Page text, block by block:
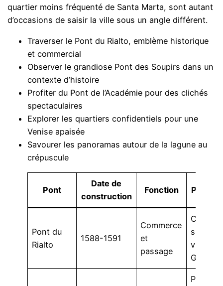
quartier moins fréquenté de Santa Marta, sont autant
d’occasions de saisir la ville sous un angle différent.
Traverser le Pont du Rialto, emblème historique
et commercial
Observer le grandiose Pont des Soupirs dans un
contexte d’histoire
Profiter du Pont de l’Académie pour des clichés
spectaculaires
Explorer les quartiers confidentiels pour une
Venise apaisée
Savourer les panoramas autour de la lagune au
crépuscule
Pont
Date de
construction
Fonction
Pont du
Rialto
1588-1591
Commerce
et
passage
sur le
vue sur
Grand
Passage